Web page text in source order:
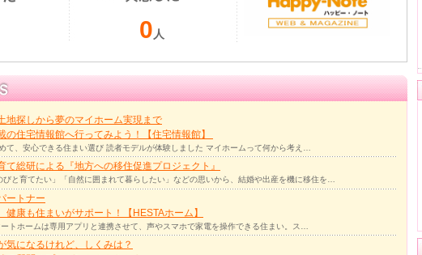
0 人
地探しから夢のマイホーム実現まで
の住宅情報館へ行ってみよう！【住宅情報館】
て、安心できる住まい選び 読者モデルが体験しました マイホームって何から考え…
て総研による『地方への移住促進プロジェクト』
びと育てたい」「自然に囲まれて暮らしたい」などの思いから、結婚や出産を機に移住を…
ートナー
健康も住まいがサポート！【HESTAホーム】
トホームは専用アプリと連携させて、声やスマホで家電を操作できる住まい。ス…
気になるけれど、しくみは？